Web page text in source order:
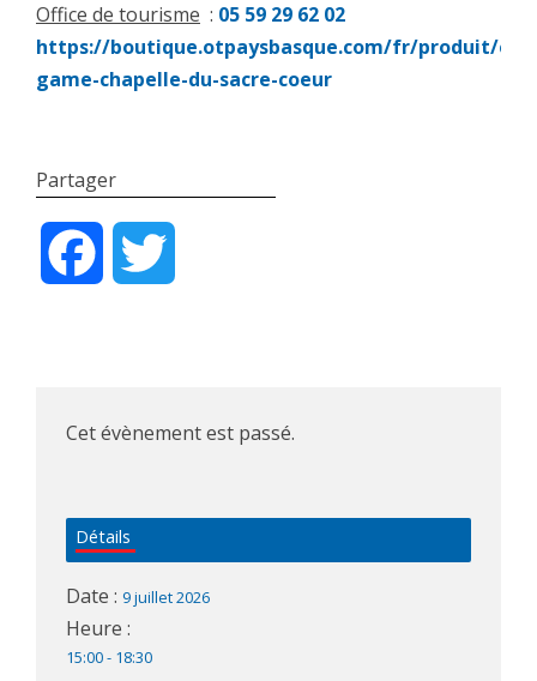
Office de tourisme : 05 59 29 62 02
https://boutique.otpaysbasque.com/fr/produit/
game-chapelle-du-sacre-coeur
Partager
Facebook
Cet évènement est passé.
Détails
Date : 9 juillet 2026
Heure :
15:00 - 18:30